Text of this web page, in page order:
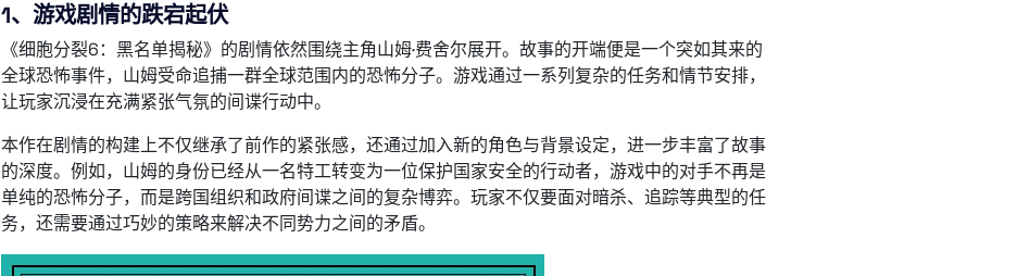
1、游戏剧情的跌宕起伏
《细胞分裂6：黑名单揭秘》的剧情依然围绕主角山姆·费舍尔展开。故事的开端便是一个突如其来的
全球恐怖事件，山姆受命追捕一群全球范围内的恐怖分子。游戏通过一系列复杂的任务和情节安排，
让玩家沉浸在充满紧张气氛的间谍行动中。
本作在剧情的构建上不仅继承了前作的紧张感，还通过加入新的角色与背景设定，进一步丰富了故事
的深度。例如，山姆的身份已经从一名特工转变为一位保护国家安全的行动者，游戏中的对手不再是
单纯的恐怖分子，而是跨国组织和政府间谍之间的复杂博弈。玩家不仅要面对暗杀、追踪等典型的任
务，还需要通过巧妙的策略来解决不同势力之间的矛盾。